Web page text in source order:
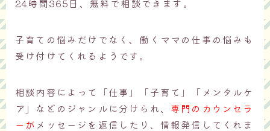
24時間365日、無料で相談できます。
子育ての悩みだけでなく、働くママの仕事の悩みも
受け付けてくれるようです。
相談内容によって「仕事」「子育て」「メンタルケ
ア」などのジャンルに分けられ、 専門のカウンセラ
ーが メッセージを返信したり、情報発信してくれま